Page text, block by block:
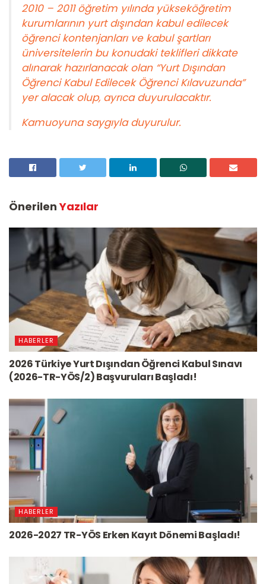
2010 – 2011 öğretim yılında yükseköğretim
kurumlarının yurt dışından kabul edilecek
öğrenci kontenjanları ve kabul şartları
üniversitelerin bu konudaki teklifleri dikkate
alınarak hazırlanacak olan “Yurt Dışından
Öğrenci Kabul Edilecek Öğrenci Kılavuzunda”
yer alacak olup, ayrıca duyurulacaktır.
Kamuoyuna saygıyla duyurulur.
ÖnerilenYazılar
HABERLER
2026 Türkiye Yurt Dışından Öğrenci Kabul Sınavı
(2026-TR-YÖS/2) Başvuruları Başladı!
HABERLER
2026-2027 TR-YÖS Erken Kayıt Dönemi Başladı!